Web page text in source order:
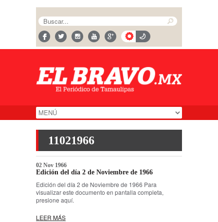
11021966
02 Nov 1966
Edición del día 2 de Noviembre de 1966
Edición del día 2 de Noviembre de 1966 Para
visualizar este documento en pantalla completa,
presione aquí.
LEER MÁS